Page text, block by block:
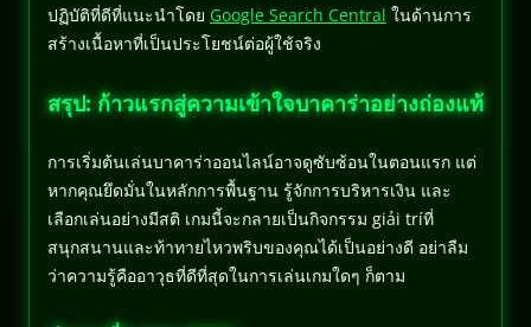
ปฏิบัติที่ดีที่แนะนำโดย Google Search Central ในด้านการ
สร้างเนื้อหาที่เป็นประโยชน์ต่อผู้ใช้จริง
สรุป: ก้าวแรกสู่ความเข้าใจบาคาร่าอย่างถ่องแท้
การเริ่มต้นเล่นบาคาร่าออนไลน์อาจดูซับซ้อนในตอนแรก แต่
หากคุณยึดมั่นในหลักการพื้นฐาน รู้จักการบริหารเงิน และ
เลือกเล่นอย่างมีสติ เกมนี้จะกลายเป็นกิจกรรม giải tríที่
สนุกสนานและท้าทายไหวพริบของคุณได้เป็นอย่างดี อย่าลืม
ว่าความรู้คืออาวุธที่ดีที่สุดในการเล่นเกมใดๆ ก็ตาม